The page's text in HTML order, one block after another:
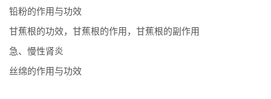
铅粉的作用与功效
甘蕉根的功效，甘蕉根的作用，甘蕉根的副作用
急、慢性肾炎
丝绵的作用与功效